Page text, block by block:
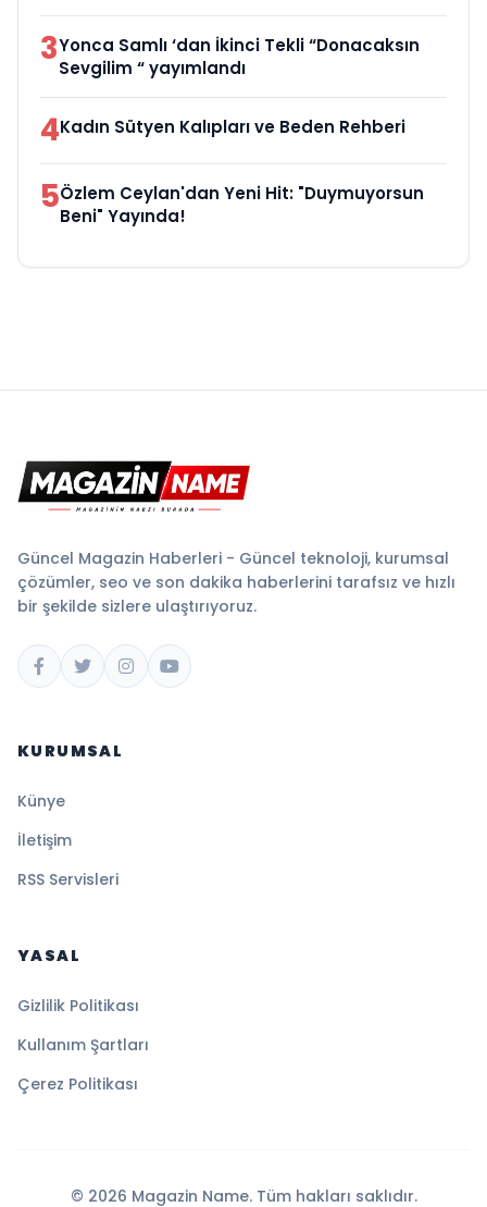
3Yonca Samlı ‘dan İkinci Tekli “Donacaksın
Sevgilim “ yayımlandı
4Kadın Sütyen Kalıpları ve Beden Rehberi
5Özlem Ceylan'dan Yeni Hit: "Duymuyorsun
Beni" Yayında!
Güncel Magazin Haberleri - Güncel teknoloji, kurumsal
çözümler, seo ve son dakika haberlerini tarafsız ve hızlı
bir şekilde sizlere ulaştırıyoruz.
KURUMSAL
Künye
İletişim
RSS Servisleri
YASAL
Gizlilik Politikası
Kullanım Şartları
Çerez Politikası
© 2026 Magazin Name. Tüm hakları saklıdır.